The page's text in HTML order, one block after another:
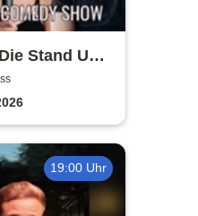
Stand Up
Neuss
19:00 Uhr